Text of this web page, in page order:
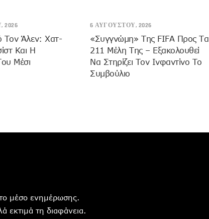
2026
Τον Άλεν: Χατ-
Και Η
Μέσι
6 ΑΥΓΟΎΣΤΟΥ, 2026
«Συγγνώμη» Της FIFA Προς Τα
211 Μέλη Της – Εξακολουθεί
Να Στηρίζει Τον Ινφαντίνο Το
Συμβούλιο
μέσο ενημέρωσης.
εκτιμά τη διαφάνεια.